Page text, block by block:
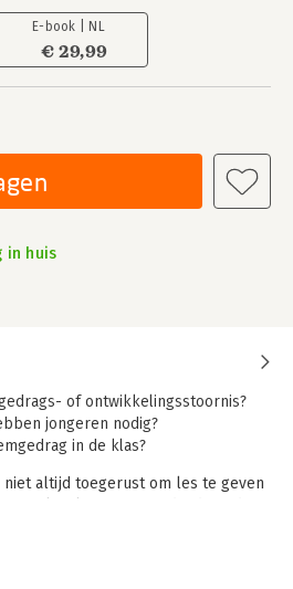
E-book | NL
€ 29,99
in huis
of ontwikkelingsstoornis?
jongeren nodig?
in de klas?
altijd toegerust om les te geven